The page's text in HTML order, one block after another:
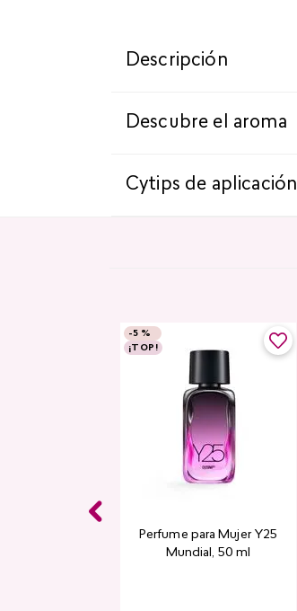
Descripción
Descubre el aroma
Cytips de aplicación
-5 %
¡TOP!
Perfume para Mujer Y25
Mundial​, 50 ml